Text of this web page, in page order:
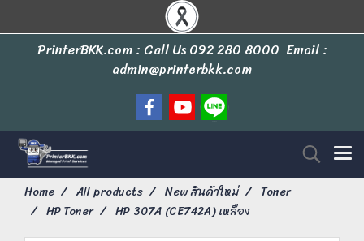
PrinterBKK.com : Call Us092 280 8000 Email :
admin@printerbkk.com
Home All products New สินค้าใหม่
Toner
HP Toner
HP 307A (CE742A) เหลือง